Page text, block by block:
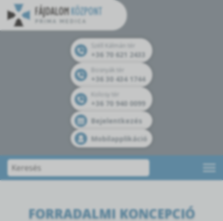
+36 70 621 2433
+36 30 434 1744
+36 70 940 0099
Bejelentkezés
Mobilapplikáció
FORRADALMI KONCEPCIÓ